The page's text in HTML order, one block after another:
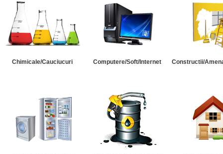
Chimicale/Cauciucuri Computere/Soft/Internet Constructii/